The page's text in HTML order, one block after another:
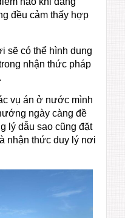
đều cảm thấy hợp
sẽ có thể hình dung
nhận thức pháp
vụ án ở nước mình
ngày càng đề
lý dẫu sao cũng đặt
nhận thức duy lý nơi